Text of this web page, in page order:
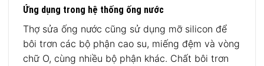
Ứng dụng trong hệ thống ống nước
Thợ sửa ống nước cũng sử dụng mỡ silicon để
bôi trơn các bộ phận cao su, miếng đệm và vòng
chữ O, cùng nhiều bộ phận khác. Chất bôi trơn